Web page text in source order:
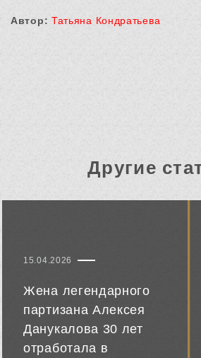
Автор: Татьяна Кондратьева
Другие
15.04.2026
Жена легендарного
партизана Алексея
Данукалова 30 лет
отработала в